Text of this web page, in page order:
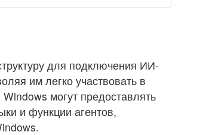
для подключения ИИ-
им легко участвовать в
могут предоставлять
и функции агентов,